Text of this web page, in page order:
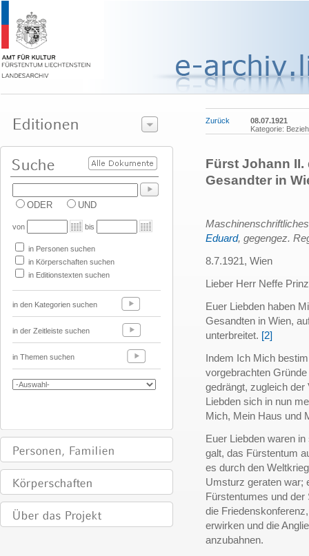
ODER UND
von bis
in Personen suchen
in Körperschaften suchen
in Editionstexten suchen
in den Kategorien suchen
in der Zeitleiste suchen
in Themen suchen
Zurück
08.07.1921
Kategorie:
Fürst Johann
Gesandter in
Eduard, gegengez.
8.7.1921, Wien
Lieber Herr Neffe
Euer Liebden haben
Gesandten in Wien,
unterbreitet. [2]
Indem Ich Mich
vorgebrachten
gedrängt, zugleich
Liebden sich in nun
Mich, Mein Haus und
Euer Liebden waren
galt, das Fürstentum
es durch den
Umsturz geraten war;
Fürstentumes und
die
erwirken und die
anzubahnen.